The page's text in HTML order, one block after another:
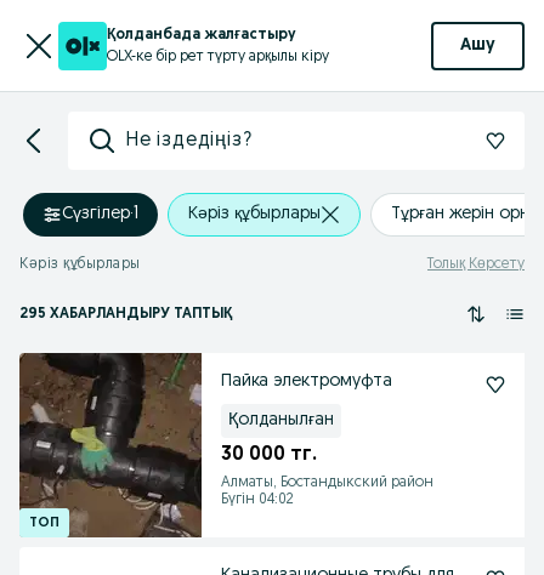
Қолданбада жалғастыру
OLX-ке бір рет түрту арқылы кіру
Ашу
Не іздедіңіз?
Сүзгілер·1 Кәріз құбырлары Тұрған жерін
Кәріз құбырлары Толық Көрсету
295 ХАБАРЛАНДЫРУ ТАПТЫҚ
Пайка электромуфта
Қолданылған
30 000 тг.
Алматы, Бостандыкский район
Бүгін 04:02